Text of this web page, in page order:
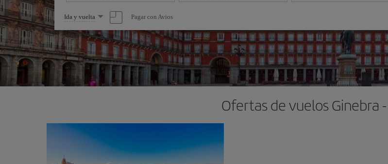
Seleccione
una
opción
Ida y vuelta Pagar con Avios
Ofertas de vuelos Ginebra